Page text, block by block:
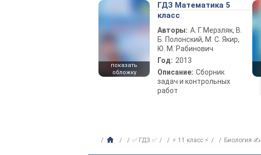
показать
обложку
ГДЗ Математика 5
класс
Авторы: А. Г. Мерзляк, В.
Б. Полонский, М. С. Якир,
Ю. М. Рабинович
Год: 2013
Описание: Сборник
задач и контрольных
работ
✅ ГДЗ ✅ ⚡ 11 класс ⚡ Биология ✍